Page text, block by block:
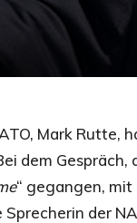
Mark Rutte,
dem
“ gegangen,
der